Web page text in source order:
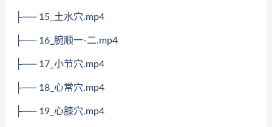
├── 15_土水穴.mp4
├── 16_腕顺一-二.mp4
├── 17_小节穴.mp4
├── 18_心常穴.mp4
├── 19_心膝穴.mp4